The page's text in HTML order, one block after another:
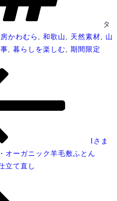
タ
かわむら , 和歌山 , 天然素材, 山
, 暮らしを楽しむ, 期間限定
Iさま
オーガニック羊毛敷ふとん
立て直し